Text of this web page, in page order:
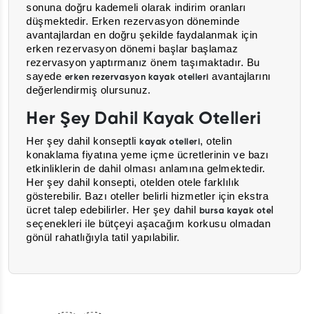
sonuna doğru kademeli olarak indirim oranları
düşmektedir. Erken rezervasyon döneminde
avantajlardan en doğru şekilde faydalanmak için
erken rezervasyon dönemi başlar başlamaz
rezervasyon yaptırmanız önem taşımaktadır. Bu
sayede erken rezervasyon kayak otelleri avantajlarını
değerlendirmiş olursunuz.
Her Şey Dahil Kayak Otelleri
Her şey dahil konseptli kayak otelleri, otelin
konaklama fiyatına yeme içme ücretlerinin ve bazı
etkinliklerin de dahil olması anlamına gelmektedir.
Her şey dahil konsepti, otelden otele farklılık
gösterebilir. Bazı oteller belirli hizmetler için ekstra
ücret talep edebilirler. Her şey dahil
bursa kayak ote
seçenekleri ile bütçeyi aşacağım korkusu olmadan
gönül rahatlığıyla tatil yapılabilir.